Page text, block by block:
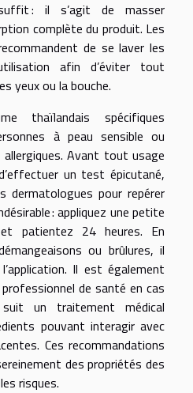
: il s’agit de masser
complète du produit. Les
de se laver les
afin d’éviter tout
yeux ou la bouche.
thaïlandais spécifiques
à peau sensible ou
Avant tout usage
un test épicutané,
dermatologues pour repérer
: appliquez une petite
patientez 24 heures. En
ou brûlures, il
Il est également
de santé en cas
un traitement médical
pouvant interagir avec
Ces recommandations
des propriétés des
risques.